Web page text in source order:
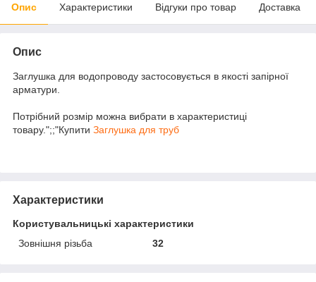
Опис Характеристики Відгуки про товар Доставка
Опис
Заглушка для водопроводу застосовується в якості запірної
арматури.
Потрібний розмір можна вибрати в характеристиці
товару.";;"Купити Заглушка для труб
Характеристики
Користувальницькі характеристики
Зовнішня різьба
32